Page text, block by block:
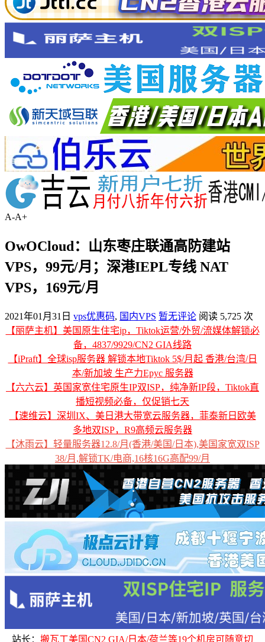
A-A+
OwOCloud：山东枣庄联通高防建站
VPS，99元/月；深港IEPL专线 NAT
VPS，169元/月
2021年01月31日 vps优惠码, 国内VPS 暂无评论 阅读 5,725 次
【丽萨主机】美国原生住宅ip，Tiktok运营/外贸/流媒体解锁必
备，4837/9929/CN2 GIA线路
【iPraft】全球isp服务器 解锁本地Tiktok 5$/月起 香港/台湾/日
本/新加坡 生产力Epyc 服务器
【六六云】英国家宽住宅原生IP双ISP，纯净新IP段，Tiktok直
播短视频必备，仅促销七天
【速维云】深圳IX、美日港大带宽云服务器，菲泰新日欧美
多地双ISP，R9高频云服务器
【沐雨云】轻量服务器12.8/月(香港/美国/日本),美国家宽双ISP
38/月,解锁TK/电商,16核16G高配99/月
站长： 搬瓦工美国CN2 GIA/日本/荷兰等19个机房可随意切